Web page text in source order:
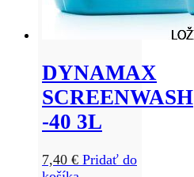
DYNAMAX
SCREENWASH
-40 3L
7,40 € Pridať do